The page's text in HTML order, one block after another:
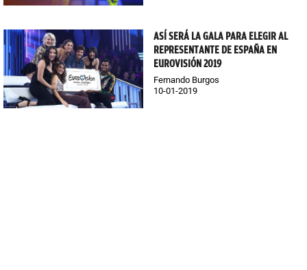
ASÍ SERÁ LA GALA PARA ELEGIR AL
REPRESENTANTE DE ESPAÑA EN
EUROVISIÓN 2019
Fernando Burgos
10-01-2019